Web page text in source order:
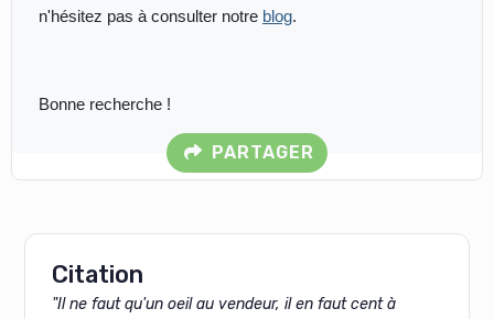
n'hésitez pas à consulter notre blog.
Bonne recherche !
PARTAGER
Citation
"Il ne faut qu'un oeil au vendeur, il en faut cent à